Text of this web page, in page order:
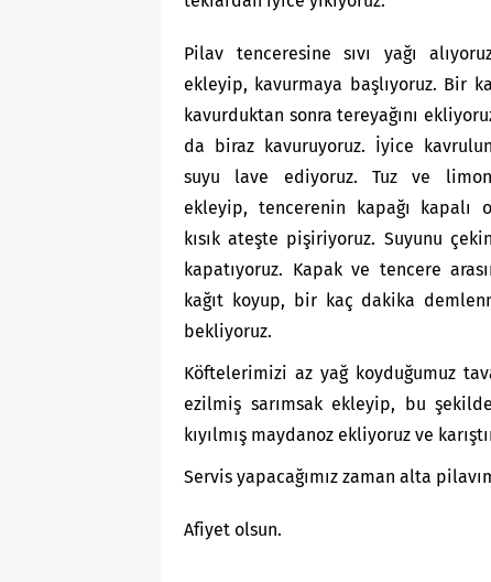
Pilav tenceresine sıvı yağı
ekleyip, kavurmaya başlıyoruz. Bir
kavurduktan sonra tereyağını
da biraz kavuruyoruz. İyice
suyu lave ediyoruz. Tuz ve
ekleyip, tencerenin kapağı kapalı
kısık ateşte pişiriyoruz. Suyunu
kapatıyoruz. Kapak ve tencere
kağıt koyup, bir kaç dakika
bekliyoruz.
Köftelerimizi az yağ koyduğumuz
ezilmiş sarımsak ekleyip, bu
kıyılmış maydanoz ekliyoruz ve
Servis yapacağımız zaman alta
Afiyet olsun.